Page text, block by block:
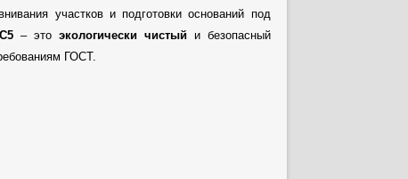
участков и подготовки оснований под
– это экологически чистыйи безопасный
ГОСТ.